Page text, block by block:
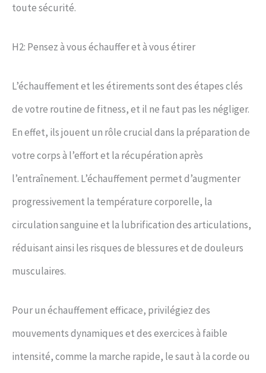
toute sécurité.
H2: Pensez à vous échauffer et à vous étirer
L’échauffement et les étirements sont des étapes clés
de votre routine de fitness, et il ne faut pas les négliger.
En effet, ils jouent un rôle crucial dans la préparation de
votre corps à l’effort et la récupération après
l’entraînement. L’échauffement permet d’augmenter
progressivement la température corporelle, la
circulation sanguine et la lubrification des articulations,
réduisant ainsi les risques de blessures et de douleurs
musculaires.
Pour un échauffement efficace, privilégiez des
mouvements dynamiques et des exercices à faible
intensité, comme la marche rapide, le saut à la corde ou